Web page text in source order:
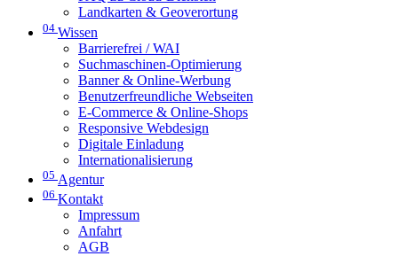
Landkarten & Geoverortung
04 Wissen
Barrierefrei / WAI
Suchmaschinen-Optimierung
Banner & Online-Werbung
Benutzerfreundliche Webseiten
E-Commerce & Online-Shops
Responsive Webdesign
Digitale Einladung
Internationalisierung
05 Agentur
06 Kontakt
Impressum
Anfahrt
AGB